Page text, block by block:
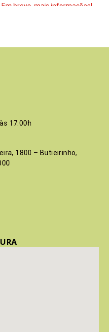
17:00h
1800 – Butieirinho,